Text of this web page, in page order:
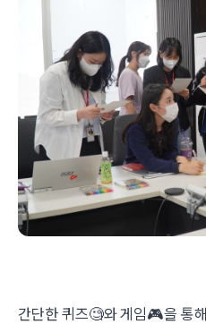
간단한 퀴즈🧐와 게임🎮을 통해